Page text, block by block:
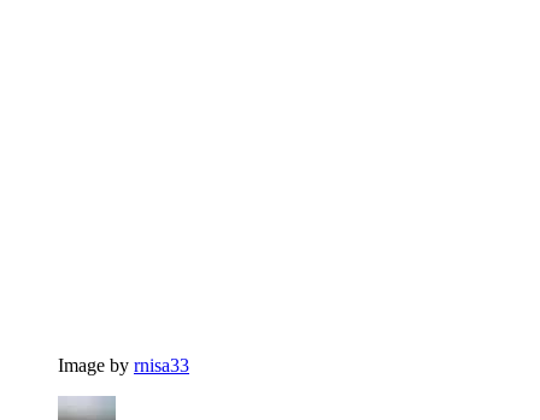
Image by rnisa33